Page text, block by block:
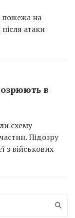
пожежа на
атаки
в
схему
Підозру
з військових